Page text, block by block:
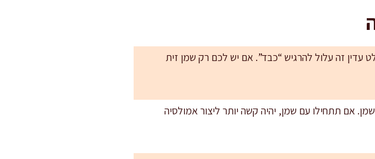
עדין זה עלול להרגיש “כבד”. אם יש לכם רק שמן זית
אם תתחילו עם שמן, יהיה קשה יותר ליצור אמולסיה